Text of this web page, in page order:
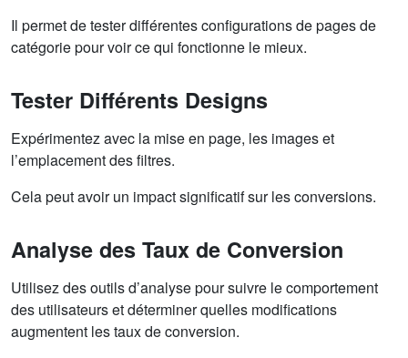
Il permet de tester différentes configurations de pages de
catégorie pour voir ce qui fonctionne le mieux.
Tester Différents Designs
Expérimentez avec la mise en page, les images et
l’emplacement des filtres.
Cela peut avoir un impact significatif sur les conversions.
Analyse des Taux de Conversion
Utilisez des outils d’analyse pour suivre le comportement
des utilisateurs et déterminer quelles modifications
augmentent les taux de conversion.